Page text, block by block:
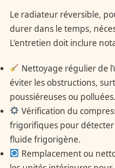
Le radiateur réversible,
durer dans le temps,
L’entretien doit inclure
Nettoyage régulier de
éviter les obstructions,
poussiéreuses ou polluées.
Vérification du
frigorifiques pour détecter
fluide frigorigène.
Remplacement ou